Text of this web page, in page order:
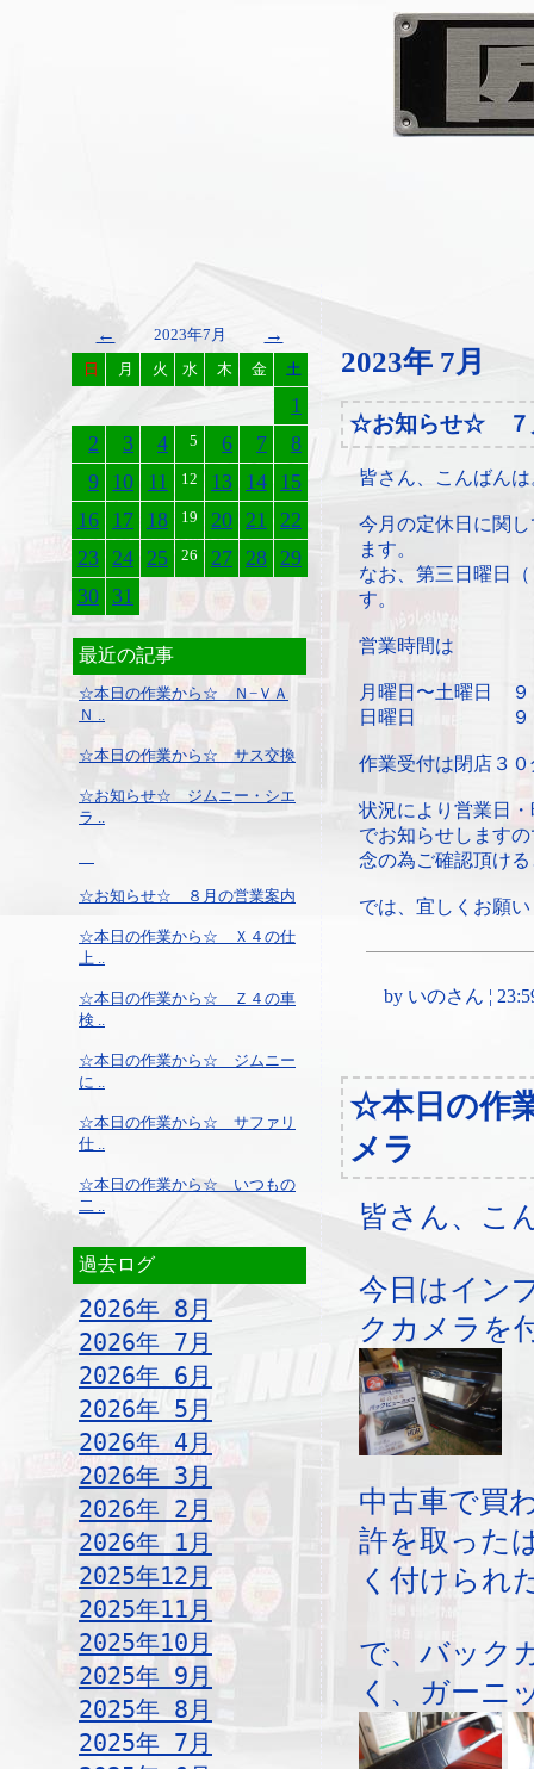
← 2023年7月 →
日 月 火 水 木 金 土
1
2
3 4 5 6 7
8
9 10 11 12 13 14 15
16 17 18 19 20 21 22
23 24 25 26 27 28 29
30 31
最近の記事
☆本日の作業から☆ Ｎ−ＶＡ
Ｎ ..
☆本日の作業から☆ サス交換
☆お知らせ☆ ジムニー・シエ
ラ ..
☆お知らせ☆ ８月の営業案内
☆本日の作業から☆ Ｘ４の仕
上 ..
☆本日の作業から☆ Ｚ４の車
検 ..
☆本日の作業から☆ ジムニー
に ..
☆本日の作業から☆ サファリ
仕 ..
☆本日の作業から☆ いつもの
二 ..
過去ログ
2026年 8月
2026年 7月
2026年 6月
2026年 5月
2026年 4月
2026年 3月
2026年 2月
2026年 1月
2025年12月
2025年11月
2025年10月
2025年 9月
2025年 8月
2025年 7月
2023年 7月
☆お知らせ☆ ７
皆さん、こんばんは
今月の定休日に関
ます。
なお、第三日曜日
す。
営業時間は
月曜日〜土曜日 ９
日曜日 ９：３
作業受付は閉店３
状況により営業日
でお知らせします
念の為ご確認頂け
では、宜しくお願
by いのさん ¦
☆本日の作
メラ
皆さん、こ
今日はイン
クカメラを
中古車で買
許を取った
く付けられ
で、バック
く、ガー